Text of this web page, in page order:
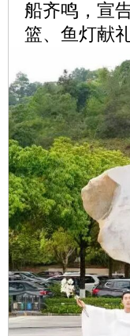
船齐鸣，宣
篮、鱼灯献